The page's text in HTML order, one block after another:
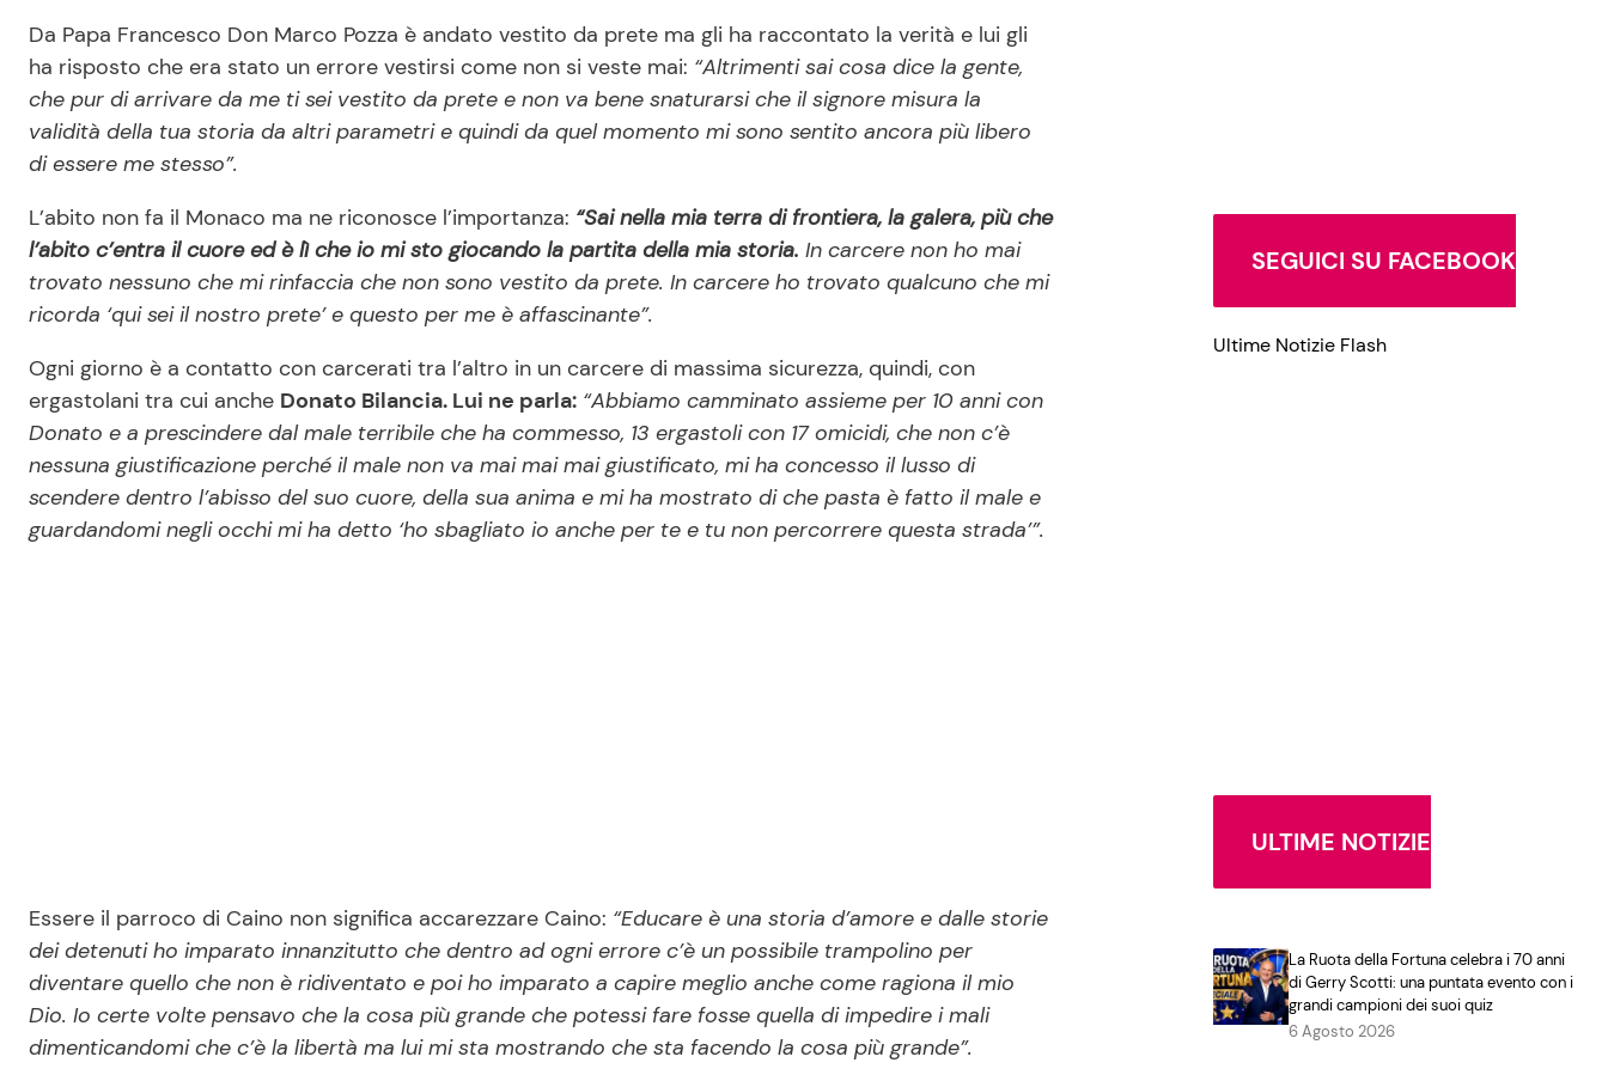
Da Papa Francesco Don Marco Pozza è andato vestito da prete ma gli ha raccontato la verità e lui gli
ha risposto che era stato un errore vestirsi come non si veste mai: “Altrimenti sai cosa dice la gente,
che pur di arrivare da me ti sei vestito da prete e non va bene snaturarsi che il signore misura la
validità della tua storia da altri parametri e quindi da quel momento mi sono sentito ancora più libero
di essere me stesso”.
L’abito non fa il Monaco ma ne riconosce l’importanza: “Sai nella mia terra di frontiera, la galera, più che
l’abito c’entra il cuore ed è lì che io mi sto giocando la partita della mia storia. In carcere non ho mai
trovato nessuno che mi rinfaccia che non sono vestito da prete. In carcere ho trovato qualcuno che mi
ricorda ‘qui sei il nostro prete’ e questo per me è affascinante”.
Ogni giorno è a contatto con carcerati tra l’altro in un carcere di massima sicurezza, quindi, con
ergastolani tra cui anche Donato Bilancia. Lui ne parla: “Abbiamo camminato assieme per 10 anni con
Donato e a prescindere dal male terribile che ha commesso, 13 ergastoli con 17 omicidi, che non c’è
nessuna giustificazione perché il male non va mai mai mai giustificato, mi ha concesso il lusso di
scendere dentro l’abisso del suo cuore, della sua anima e mi ha mostrato di che pasta è fatto il male e
guardandomi negli occhi mi ha detto ‘ho sbagliato io anche per te e tu non percorrere questa strada’”.
Essere il parroco di Caino non significa accarezzare Caino: “Educare è una storia d’amore e dalle storie
dei detenuti ho imparato innanzitutto che dentro ad ogni errore c’è un possibile trampolino per
diventare quello che non è ridiventato e poi ho imparato a capire meglio anche come ragiona il mio
Dio. Io certe volte pensavo che la cosa più grande che potessi fare fosse quella di impedire i mali
dimenticandomi che c’è la libertà ma lui mi sta mostrando che sta facendo la cosa più grande”.
SEGUICI SU FACEBOOK
Ultime Notizie Flash
ULTIME NOTIZIE
La Ruota della Fortuna celebra i 70 anni
di Gerry Scotti: una puntata evento con i
grandi campioni dei suoi quiz
6 Agosto 2026